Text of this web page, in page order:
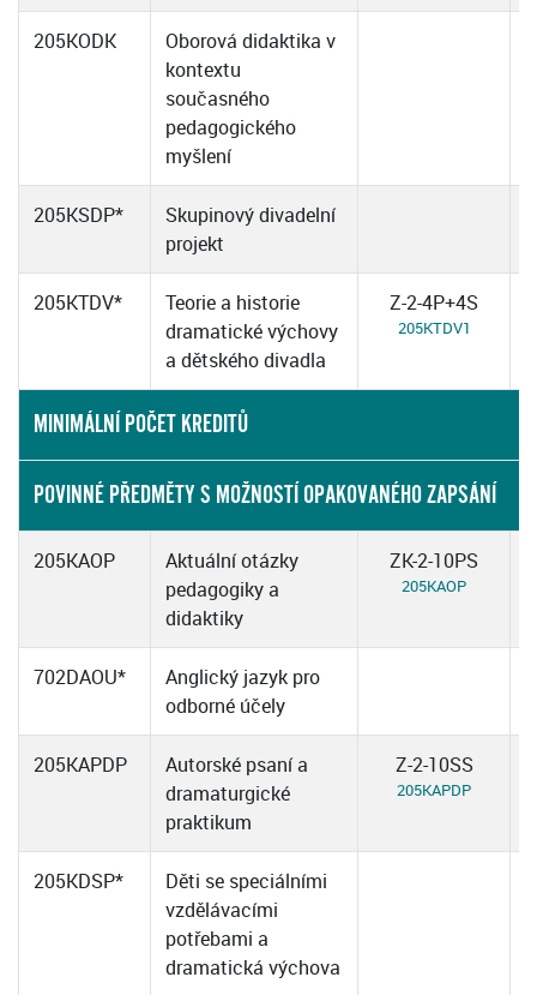
205KODK
Oborová didaktika v
kontextu
současného
pedagogického
myšlení
205KSDP*
Skupinový divadelní
projekt
205KTDV*
Teorie a historie
dramatické výchovy
a dětského divadla
Z-2-4P+4S
205KTDV1
MINIMÁLNÍ POČET KREDITŮ
POVINNÉ PŘEDMĚTY S MOŽNOSTÍ OPAKOVANÉHO ZAPSÁNÍ
205KAOP
Aktuální otázky
pedagogiky a
didaktiky
ZK-2-10PS
205KAOP
702DAOU*
Anglický jazyk pro
odborné účely
205KAPDP
Autorské psaní a
dramaturgické
praktikum
Z-2-10SS
205KAPDP
205KDSP*
Děti se speciálními
vzdělávacími
potřebami a
dramatická výchova